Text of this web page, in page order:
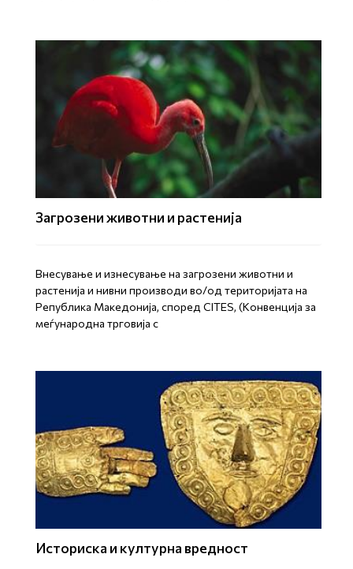
Загрозени животни и растенија
Внесување и изнесување на загрозени животни и
растенија и нивни производи во/од територијата на
Република Mакедонија, според CITES, (Конвенција за
меѓународна трговија с
Историска и културна вредност